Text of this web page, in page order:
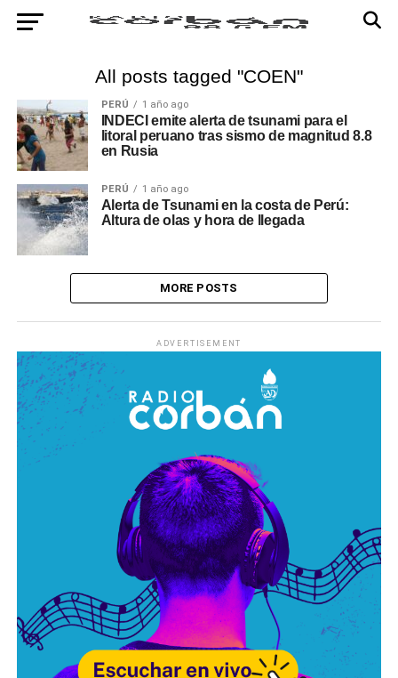
All posts tagged "COEN"
PERÚ 1 año ago
INDECI emite alerta de tsunami para el
litoral peruano tras sismo de magnitud 8.8
en Rusia
PERÚ 1 año ago
Alerta de Tsunami en la costa de Perú:
Altura de olas y hora de llegada
MORE POSTS
ADVERTISEMENT